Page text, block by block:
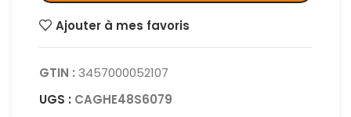
Ajouter à mes favoris
GTIN : 3457000052107
UGS : CAGHE48S6079